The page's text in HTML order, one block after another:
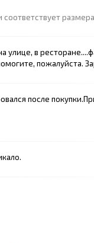
улице, в
пожалуйста.
после